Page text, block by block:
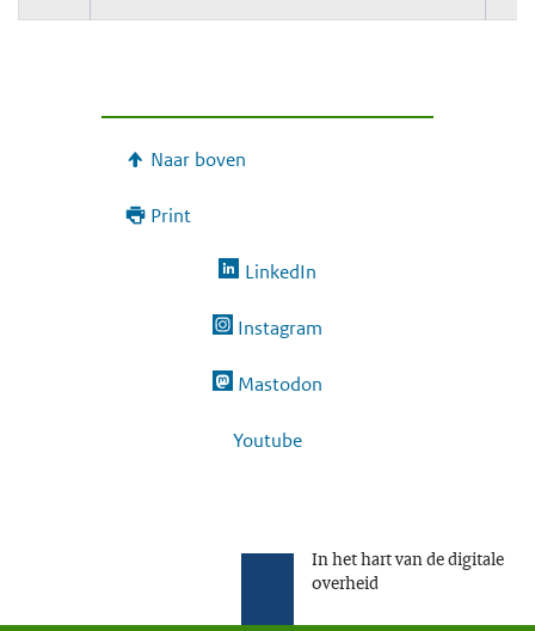
Naar boven
Print
LinkedIn
Instagram
Mastodon
Youtube
In het hart van de digitale
overheid